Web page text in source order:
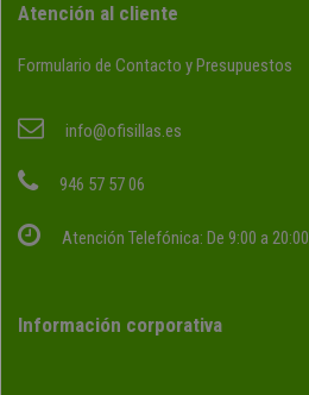
Atención al cliente
Formulario de Contacto y Presupuestos
info@ofisillas.es
946 57 57 06
Atención Telefónica: De 9:00 a 20:00
Información corporativa